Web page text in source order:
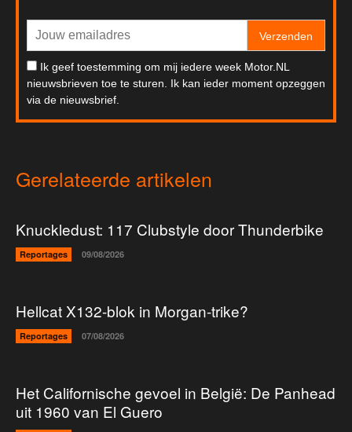
Verzenden
Ik geef toestemming om mij iedere week Motor.NL
nieuwsbrieven toe te sturen. Ik kan ieder moment opzeggen
via de nieuwsbrief.
Gerelateerde artikelen
Knuckledust: 117 Clubstyle door Thunderbike
Reportages 09/08/2026
Hellcat X132-blok in Morgan-trike?
Reportages 07/08/2026
Het Californische gevoel in België: De Panhead
uit 1960 van El Guero